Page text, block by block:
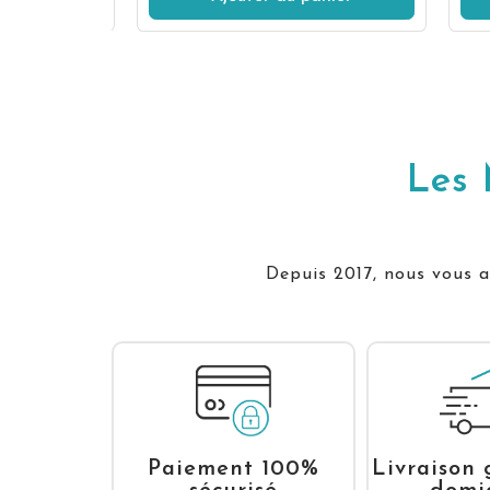
Les
Depuis 2017, nous
Paiement 100%
Livraison